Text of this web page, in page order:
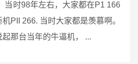
当时98年左右，大家都在P1 166
PII 266. 当时大家都是羡慕啊。
那台当年的牛逼机， ...